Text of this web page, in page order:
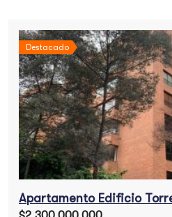
Destacado